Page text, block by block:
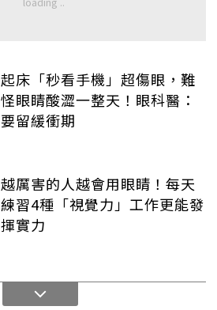
起床「秒看手機」超傷眼，難
怪眼睛酸澀一整天！眼科醫：
要留緩衝期
越厲害的人越會用眼睛！每天
練習4種「視覺力」工作更能發
揮實力